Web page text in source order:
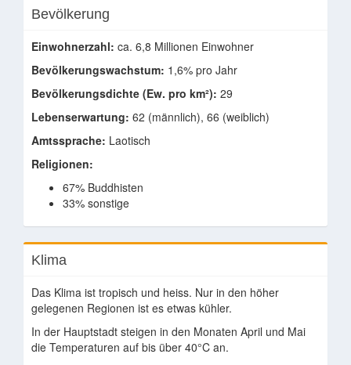
Bevölkerung
Einwohnerzahl: ca. 6,8 Millionen Einwohner
Bevölkerungswachstum: 1,6% pro Jahr
Bevölkerungsdichte (Ew. pro km²): 29
Lebenserwartung: 62 (männlich), 66 (weiblich)
Amtssprache: Laotisch
Religionen:
67% Buddhisten
33% sonstige
Klima
Das Klima ist tropisch und heiss. Nur in den höher
gelegenen Regionen ist es etwas kühler.
In der Hauptstadt steigen in den Monaten April und Mai
die Temperaturen auf bis über 40°C an.